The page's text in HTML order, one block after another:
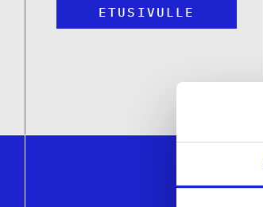
ETUSIVULLE